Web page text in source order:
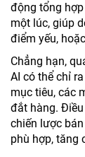
động tổng
một lúc, giúp
điểm yếu,
Chẳng hạn,
AI có thể chỉ
mục tiêu, các
đắt hàng.
chiến lược
phù hợp, tăng